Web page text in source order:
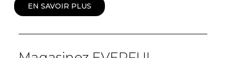
EN SAVOIR PLUS